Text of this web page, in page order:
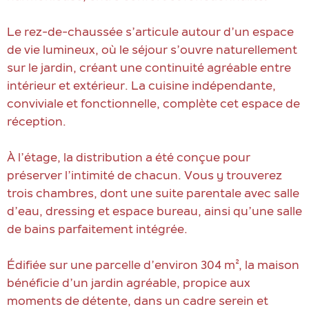
Le rez-de-chaussée s’articule autour d’un espace
de vie lumineux, où le séjour s’ouvre naturellement
sur le jardin, créant une continuité agréable entre
intérieur et extérieur. La cuisine indépendante,
conviviale et fonctionnelle, complète cet espace de
réception.
À l’étage, la distribution a été conçue pour
préserver l’intimité de chacun. Vous y trouverez
trois chambres, dont une suite parentale avec salle
d’eau, dressing et espace bureau, ainsi qu’une salle
de bains parfaitement intégrée.
Édifiée sur une parcelle d’environ 304 m², la maison
bénéficie d’un jardin agréable, propice aux
moments de détente, dans un cadre serein et